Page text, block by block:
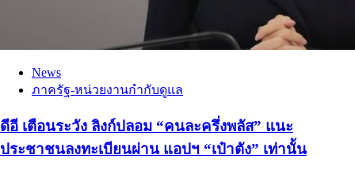
News
ภาครัฐ-หน่วยงานกำกับดูแล
ดีอี เตือนระวัง ลิงก์ปลอม “คนละครึ่งพลัส” แนะ
ประชาชนลงทะเบียนผ่าน แอปฯ “เป๋าตัง” เท่านั้น